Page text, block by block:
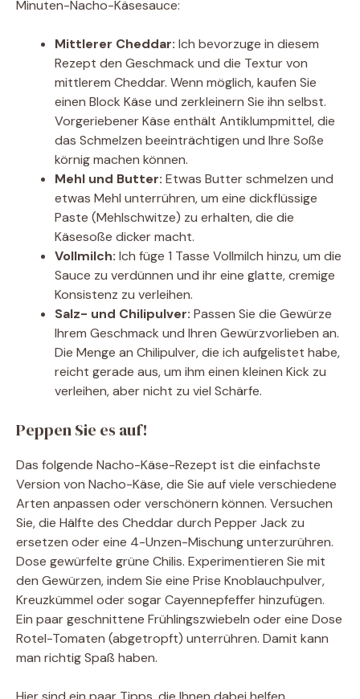
Minuten-Nacho-Käsesauce:
Mittlerer Cheddar: Ich bevorzuge in diesem
Rezept den Geschmack und die Textur von
mittlerem Cheddar. Wenn möglich, kaufen Sie
einen Block Käse und zerkleinern Sie ihn selbst.
Vorgeriebener Käse enthält Antiklumpmittel, die
das Schmelzen beeinträchtigen und Ihre Soße
körnig machen können.
Mehl und Butter: Etwas Butter schmelzen und
etwas Mehl unterrühren, um eine dickflüssige
Paste (Mehlschwitze) zu erhalten, die die
Käsesoße dicker macht.
Vollmilch: Ich füge 1 Tasse Vollmilch hinzu, um die
Sauce zu verdünnen und ihr eine glatte, cremige
Konsistenz zu verleihen.
Salz- und Chilipulver: Passen Sie die Gewürze
Ihrem Geschmack und Ihren Gewürzvorlieben an.
Die Menge an Chilipulver, die ich aufgelistet habe,
reicht gerade aus, um ihm einen kleinen Kick zu
verleihen, aber nicht zu viel Schärfe.
Peppen Sie es auf!
Das folgende Nacho-Käse-Rezept ist die einfachste
Version von Nacho-Käse, die Sie auf viele verschiedene
Arten anpassen oder verschönern können. Versuchen
Sie, die Hälfte des Cheddar durch Pepper Jack zu
ersetzen oder eine 4-Unzen-Mischung unterzurühren.
Dose gewürfelte grüne Chilis. Experimentieren Sie mit
den Gewürzen, indem Sie eine Prise Knoblauchpulver,
Kreuzkümmel oder sogar Cayennepfeffer hinzufügen.
Ein paar geschnittene Frühlingszwiebeln oder eine Dose
Rotel-Tomaten (abgetropft) unterrühren. Damit kann
man richtig Spaß haben.